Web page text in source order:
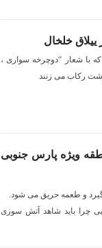
ييلاق خلخال
با شعار “دوچرخه سوارى ،
ركاب مى زنند
ويژه پارس جنوبى
و طعمه حريق مى شود.
چرا بايد شاهد آتش سوزى